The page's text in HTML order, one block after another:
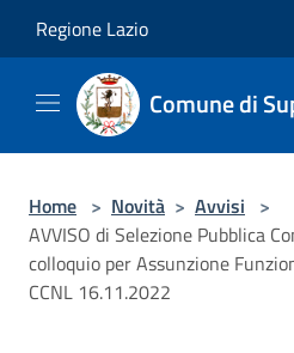
Regione Lazio
Comune di
Home > Novità > Avvisi >
AVVISO di Selezione Pubblica
colloquio per Assunzione
CCNL 16.11.2022